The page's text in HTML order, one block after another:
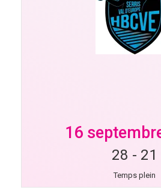
16
28 - 21
Temps plein